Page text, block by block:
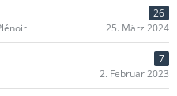
26
25. März 2024
7
2. Februar 2023